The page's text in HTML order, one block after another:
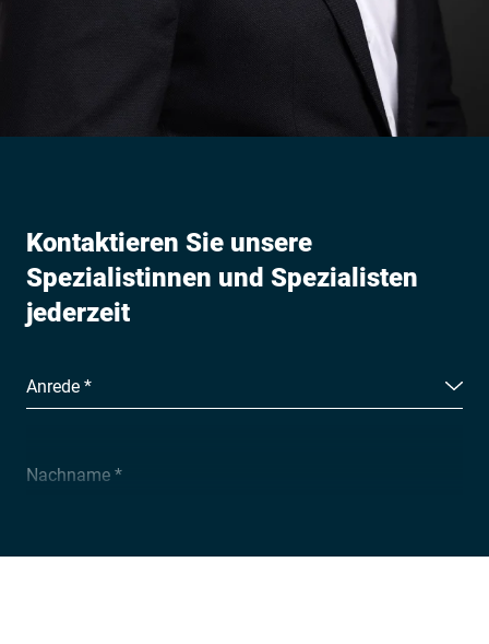
Kontaktieren Sie unsere
Spezialistinnen und Spezialisten
jederzeit
Anrede *
Nachname *
Unternehmen *